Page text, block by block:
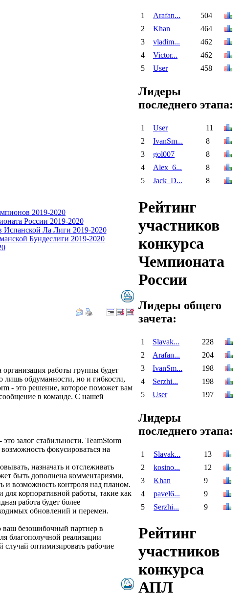
работы группы будет
лишь обдуманности, но и гибкости,
- это решение, которое поможет вам
в команде. С нашей
залог стабильности. TeamStorm
фокусироваться на
назначать и отслеживать
быть дополнена комментариями,
возможность контроля над планом.
корпоративной работы, такие как
работа будет более
обновлений и перемен.
ваш безошибочный партнер в
благополучной реализации
оптимизировать рабочие
1 Arafan...
504
2
Khan
464
3
vladim...
462
4
Victor...
462
5
User 458
Лидеры
последнего этапа:
1 User
11
2
IvanSm...
8
3
gol007
8
4
Alex_6...
8
5
Jack_D... 8
Рейтинг
участников
конкурса
Чемпионата
России
Лидеры общего
зачета:
1 Slavak...
228
2
Arafan...
204
3
IvanSm...
198
4
Serzhi...
198
5
User 197
Лидеры
последнего этапа:
1 Slavak...
13
2
kosino...
12
3
Khan
9
4
pavel6...
9
5
Serzhi... 9
Рейтинг
участников
конкурса
АПЛ